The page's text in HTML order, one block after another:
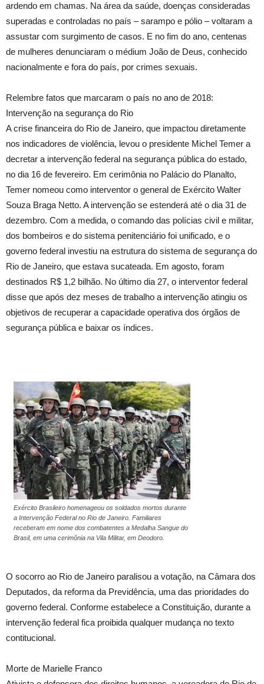
ardendo em chamas. Na área da saúde, doenças consideradas
superadas e controladas no país – sarampo e pólio – voltaram a
assustar com surgimento de casos. E no fim do ano, centenas
de mulheres denunciaram o médium João de Deus, conhecido
nacionalmente e fora do país, por crimes sexuais.
Relembre fatos que marcaram o país no ano de 2018:
Intervenção na segurança do Rio
A crise financeira do Rio de Janeiro, que impactou diretamente
nos indicadores de violência, levou o presidente Michel Temer a
decretar a intervenção federal na segurança pública do estado,
no dia 16 de fevereiro. Em cerimônia no Palácio do Planalto,
Temer nomeou como interventor o general de Exército Walter
Souza Braga Netto. A intervenção se estenderá até o dia 31 de
dezembro. Com a medida, o comando das polícias civil e militar,
dos bombeiros e do sistema penitenciário foi unificado, e o
governo federal investiu na estrutura do sistema de segurança do
Rio de Janeiro, que estava sucateada. Em agosto, foram
destinados R$ 1,2 bilhão. No último dia 27, o interventor federal
disse que após dez meses de trabalho a intervenção atingiu os
objetivos de recuperar a capacidade operativa dos órgãos de
segurança pública e baixar os índices.
Exército Brasileiro homenageou os soldados mortos durante
a Intervenção Federal no Rio de Janeiro. Familiares
receberam em nome dos combatentes a Medalha Sangue do
Brasil, em uma cerimônia na Vila Militar, em Deodoro.
O socorro ao Rio de Janeiro paralisou a votação, na Câmara dos
Deputados, da reforma da Previdência, uma das prioridades do
governo federal. Conforme estabelece a Constituição, durante a
intervenção federal fica proibida qualquer mudança no texto
contitucional.
Morte de Marielle Franco